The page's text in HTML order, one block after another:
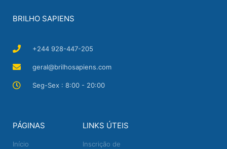
BRILHO SAPIENS
+244 928-447-205
geral@brilhosapiens.com
Seg-Sex : 8:00 - 20:00
PÁGINAS
Início
LINKS ÚTEIS
Inscrição de